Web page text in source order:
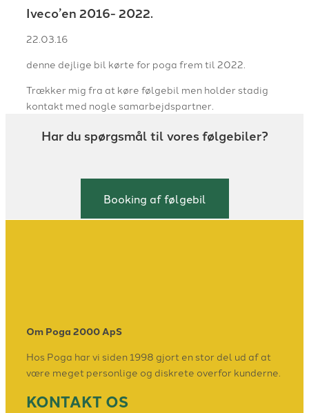
Iveco’en 2016- 2022.
22.03.16
denne dejlige bil kørte for poga frem til 2022.
Trækker mig fra at køre følgebil men holder stadig
kontakt med nogle samarbejdspartner.
Har du spørgsmål til vores følgebiler?
Booking af følgebil
Om Poga 2000 ApS
Hos Poga har vi siden 1998 gjort en stor del ud af at
være meget personlige og diskrete overfor kunderne.
KONTAKT OS